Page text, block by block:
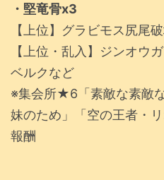
・堅竜骨x3
【上位】グラビモス尻尾
【上位・乱入】ジンオウ
ベルクなど
※集会所★6「素敵な素敵
妹のため」「空の王者・
報酬